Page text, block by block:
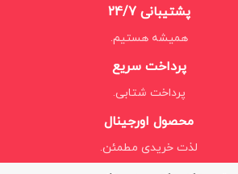
پشتیبانی 24/7
همیشه هستیم.
پرداخت سریع
پرداخت شتابی.
محصول اورجینال
لذت خریدی مطمئن.